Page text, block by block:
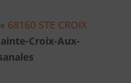
» 68160 STE CROIX
Croix-Aux-